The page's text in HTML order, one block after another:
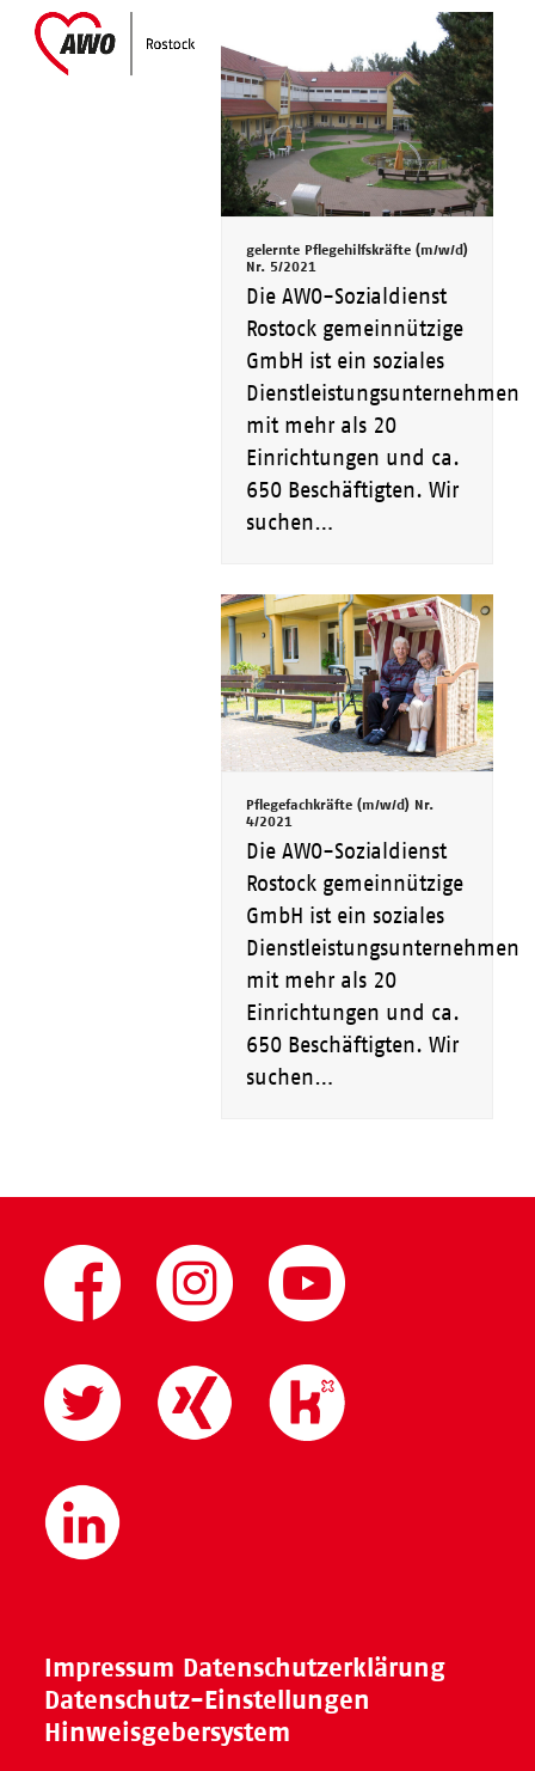
content
Open
mobile
menu
Close
mobile
menu
gelernte Pflegehilfskräfte (m/w/d)
Nr. 5/2021
Die AWO-Sozialdienst
Rostock gemeinnützige
GmbH ist ein soziales
Dienstleistungsunternehmen
mit mehr als 20
Einrichtungen und ca.
650 Beschäftigten. Wir
suchen…
Pflegefachkräfte (m/w/d) Nr.
4/2021
Die AWO-Sozialdienst
Rostock gemeinnützige
GmbH ist ein soziales
Dienstleistungsunternehmen
mit mehr als 20
Einrichtungen und ca.
650 Beschäftigten. Wir
suchen…
Impressum Datenschutzerklärung
Datenschutz-Einstellungen
Hinweisgebersystem